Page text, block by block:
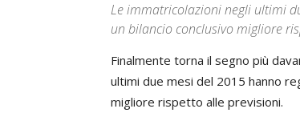
Le immatricolazioni negli ultimi
un bilancio conclusivo migliore
Finalmente torna il segno più
ultimi due mesi del 2015 hanno
migliore rispetto alle previsioni.